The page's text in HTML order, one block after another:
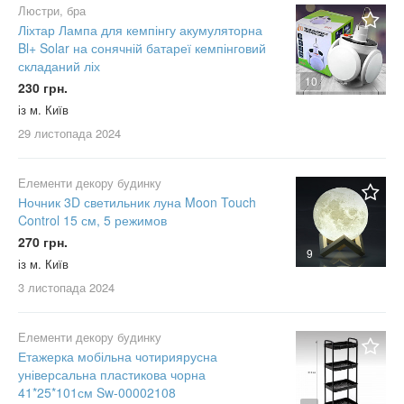
10
Люстри, бра
Ліхтар Лампа для кемпінгу акумуляторна
Bl+ Solar на сонячній батареї кемпінговий
складаний ліх
230 грн.
із м. Київ
29 листопада 2024
9
Елементи декору будинку
Ночник 3D светильник луна Moon Touch
Control 15 см, 5 режимов
270 грн.
із м. Київ
3 листопада 2024
Елементи декору будинку
Етажерка мобільна чотириярусна
універсальна пластикова чорна
41*25*101см Sw-00002108